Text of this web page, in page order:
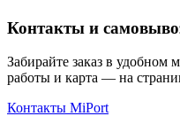
Контакты и
Забирайте заказ в удобном
работы и карта — на
Контакты MiPort